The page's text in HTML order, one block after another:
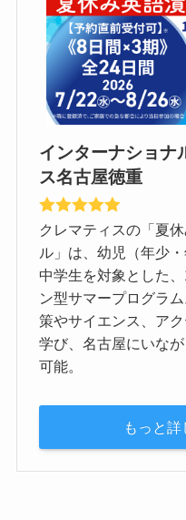
インターナショナ
ス名古屋徳重
クレマティスの「夏
ル」は、幼児（年少
中学生を対象とした
ン型サマープログラ
策やサイエンス、ア
学び、名古屋にいな
可能。
もっと